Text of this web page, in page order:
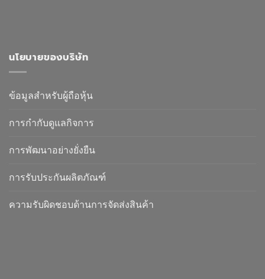
นโยบายของบริษัท
ข้อมูลสำหรับผู้ถือหุ้น
การกำกับดูแลกิจการ
การพัฒนาอย่างยั่งยืน
การรับประกันผลิตภัณฑ์
ความรับผิดชอบด้านการจัดส่งสินค้า